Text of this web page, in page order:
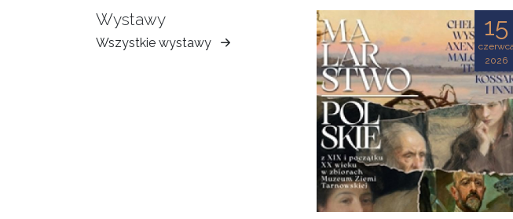
Wystawy
Wszystkie wystawy
Muzeum
15
2026